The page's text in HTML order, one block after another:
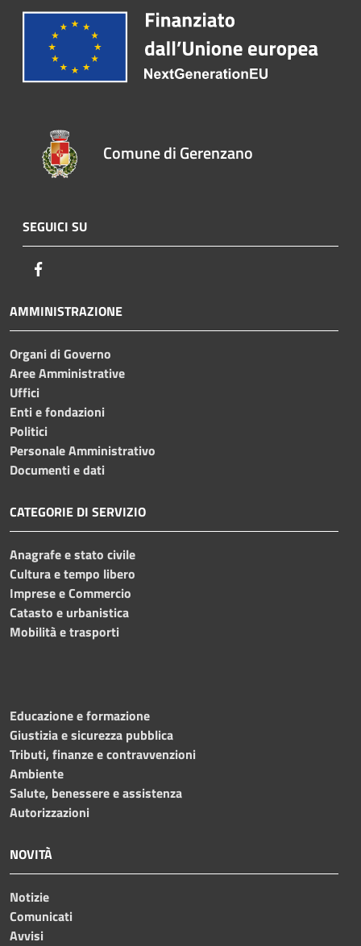
Comune di Gerenzano
SEGUICI SU
AMMINISTRAZIONE
Organi di Governo
Aree Amministrative
Uffici
Enti e fondazioni
Politici
Personale Amministrativo
Documenti e dati
CATEGORIE DI SERVIZIO
Anagrafe e stato civile
Cultura e tempo libero
Imprese e Commercio
Catasto e urbanistica
Mobilità e trasporti
Educazione e formazione
Giustizia e sicurezza pubblica
Tributi, finanze e contravvenzioni
Ambiente
Salute, benessere e assistenza
Autorizzazioni
NOVITÀ
Notizie
Comunicati
Avvisi